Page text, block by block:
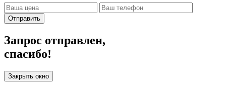
Отправить
Запрос отправлен,
спасибо!
Закрыть окно